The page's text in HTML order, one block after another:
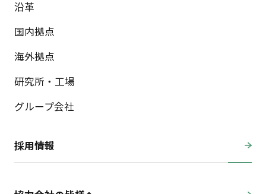
沿革
国内拠点
海外拠点
研究所・工場
グループ会社
採用情報